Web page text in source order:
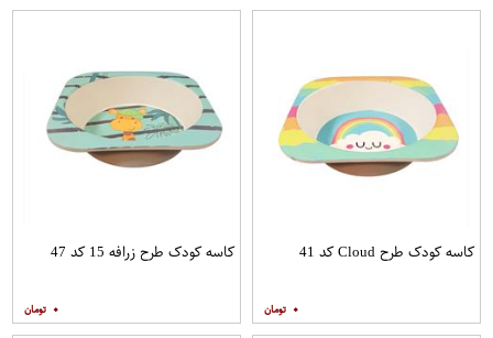
کاسه کودک طرح Cloud کد 41
۰
کاسه کودک طرح زرافه 15 کد 47
۰